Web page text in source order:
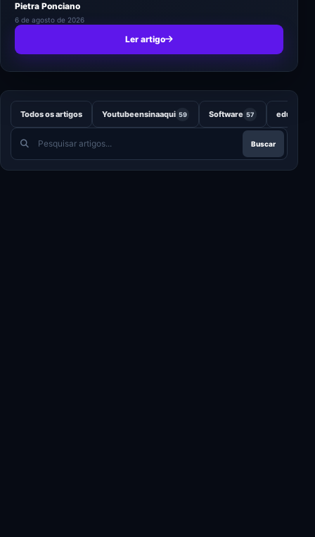
Pietra Ponciano
6 de agosto de 2026
Ler artigo
Todos os artigos Youtubeensinaaqui 59 Software 57 educação
Buscar